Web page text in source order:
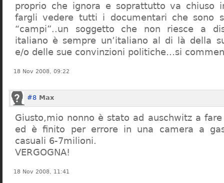
proprio che ignora e soprattutto va chiuso
fargli vedere tutti i documentari che sono
“campi”..un soggetto che non riesce a
italiano è sempre un’italiano al di là della
e/o delle sue convinzioni politiche…si
18 Nov 2008, 09:22
#8 Max
Giusto,mio nonno è stato ad auschwitz a
ed è finito per errore in una camera a
casuali 6-7milioni.
VERGOGNA!
18 Nov 2008, 11:41